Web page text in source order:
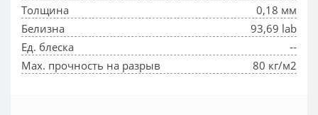
Толщина
0,18 мм
Белизна
93,69 lab
Ед. блеска
--
Max. прочность на разрыв
80 кг/м2